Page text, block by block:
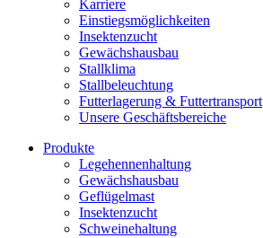
Karriere
Einstiegsmöglichkeiten
Insektenzucht
Gewächshausbau
Stallklima
Stallbeleuchtung
Futterlagerung & Futtertransport
Unsere Geschäftsbereiche
Produkte
Legehennenhaltung
Gewächshausbau
Geflügelmast
Insektenzucht
Schweinehaltung